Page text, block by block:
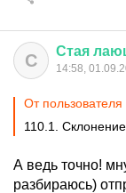
С Стая
14:58,
От пользователя
110.1.
А ведь точно!
разбираюсь)